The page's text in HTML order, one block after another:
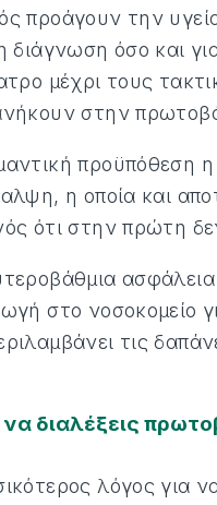
προάγουν την
διάγνωση όσο και
μέχρι τους
στην
προϋπόθεση η
η οποία και
ότι στην πρώτη
στο νοσοκομείο
τις
να διαλέξεις
λόγος για